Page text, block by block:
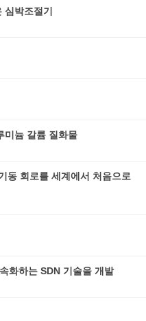
박조절기
미늄 갈륨 질화물
동 회로를 세계에서 처음으로
화하는 SDN 기술을 개발